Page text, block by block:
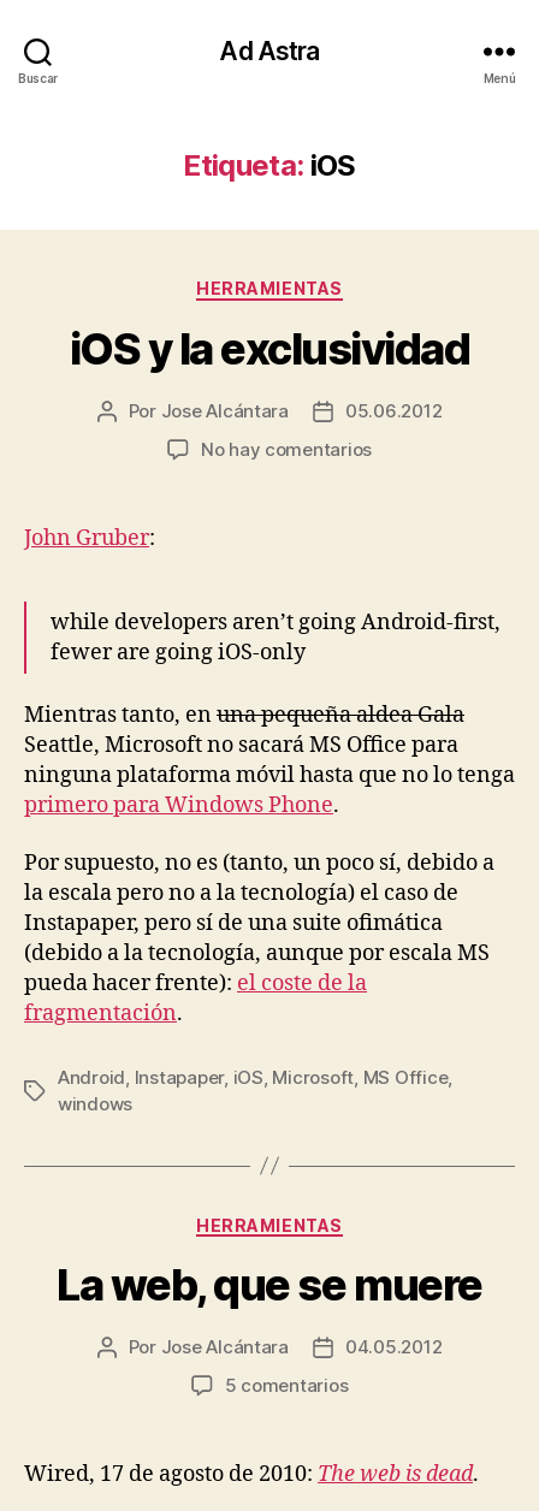
Buscar
Ad Astra
Menú
Etiqueta: iOS
Categorías
HERRAMIENTAS
iOS y la exclusividad
Autor
Por Jose Alcántara
Fecha05.06.2012
No hay comentariosen
John Gruber:
while developers aren’t going Android-first,
fewer are going iOS-only
Mientras tanto, enuna pequeña aldea Gala
Seattle, Microsoft no sacará MS Office para
ninguna plataforma móvil hasta que no lo tenga
primero para Windows Phone.
Por supuesto, no es (tanto, un poco sí, debido a
la escala pero no a la tecnología) el caso de
Instapaper, pero sí de una suite ofimática
(debido a la tecnología, aunque por escala MS
pueda hacer frente): el coste de la
fragmentación.
Etiquetas
Android Instapaper, iOS Microsoft MS Office,
windows
Categorías
HERRAMIENTAS
La web, que se muere
Autor
Por Jose Alcántara
Fecha
de
04.05.2012
5 comentariosen
que
se
Wired, 17 de agosto de 2010: The web is dead.